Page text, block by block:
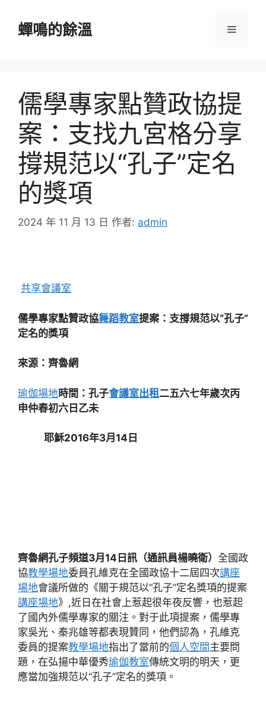
蟬鳴的餘溫 選
儒學專家點贊政協提
案：支找九宮格分享
撐規范以“孔子”定名
的獎項
2024 年 11 月 13 日 作者: admin
共享會議室
儒學專家點贊政協舞蹈教室提案：支撐規范以“孔子”
定名的獎項
來源：齊魯網
瑜伽場地時間：孔子會議室出租 二五六七年歲次丙
申仲春初六日乙未
耶穌2016年3月14日
齊魯網孔子頻道3月14日訊（通訊員楊曉衛） 全國政
協教學場地委員孔維克在全國政協十二屆四次講座
場地會議所做的《關于規范以“孔子”定名獎項的提案
講座場地》,近日在社會上惹起很年夜反響，也惹起
了國內外儒學專家的關注。對于此項提案，儒學專
家吳光、秦兆雄等都表現贊同，他們認為，孔維克
委員的提案教學場地指出了當前的個人空間主要問
題，在弘揚中華優秀瑜伽教室傳統文明的明天，更
應當加強規范以“孔子”定名的獎項。